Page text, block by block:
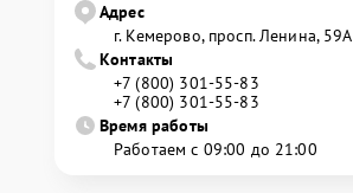
Адрес
г. Кемерово, просп. Ленина, 59А
Контакты
+7 (800) 301-55-83
+7 (800) 301-55-83
Время работы
Работаем с 09:00 до 21:00